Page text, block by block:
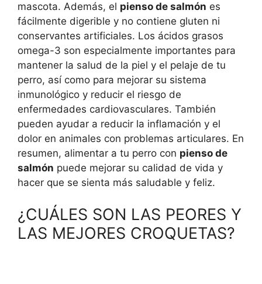
mascota. Además, el pienso de salmón es
fácilmente digerible y no contiene gluten ni
conservantes artificiales. Los ácidos grasos
omega-3 son especialmente importantes para
mantener la salud de la piel y el pelaje de tu
perro, así como para mejorar su sistema
inmunológico y reducir el riesgo de
enfermedades cardiovasculares. También
pueden ayudar a reducir la inflamación y el
dolor en animales con problemas articulares. En
resumen, alimentar a tu perro con pienso de
salmón puede mejorar su calidad de vida y
hacer que se sienta más saludable y feliz.
¿CUÁLES SON LAS PEORES Y
LAS MEJORES CROQUETAS?